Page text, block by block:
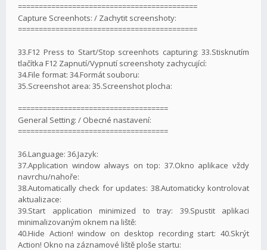
===========================================
Capture Screenhots: / Zachytit screenshoty:
===========================================
33.F12 Press to Start/Stop screenhots capturing: 33.Stisknutím
tlačítka F12 Zapnutí/Vypnutí screenshoty zachycující:
34.File format: 34.Formát souboru:
35.Screenshot area: 35.Screenshot plocha:
====================================
General Setting: / Obecné nastavení:
====================================
36.Language: 36.Jazyk:
37.Application window always on top: 37.Okno aplikace vždy
navrchu/nahoře:
38.Automatically check for updates: 38.Automaticky kontrolovat
aktualizace:
39.Start application minimized to tray: 39.Spustit aplikaci
minimalizovaným oknem na liště:
40.Hide Action! window on desktop recording start: 40.Skrýt
Action! Okno na záznamové liště ploše startu: